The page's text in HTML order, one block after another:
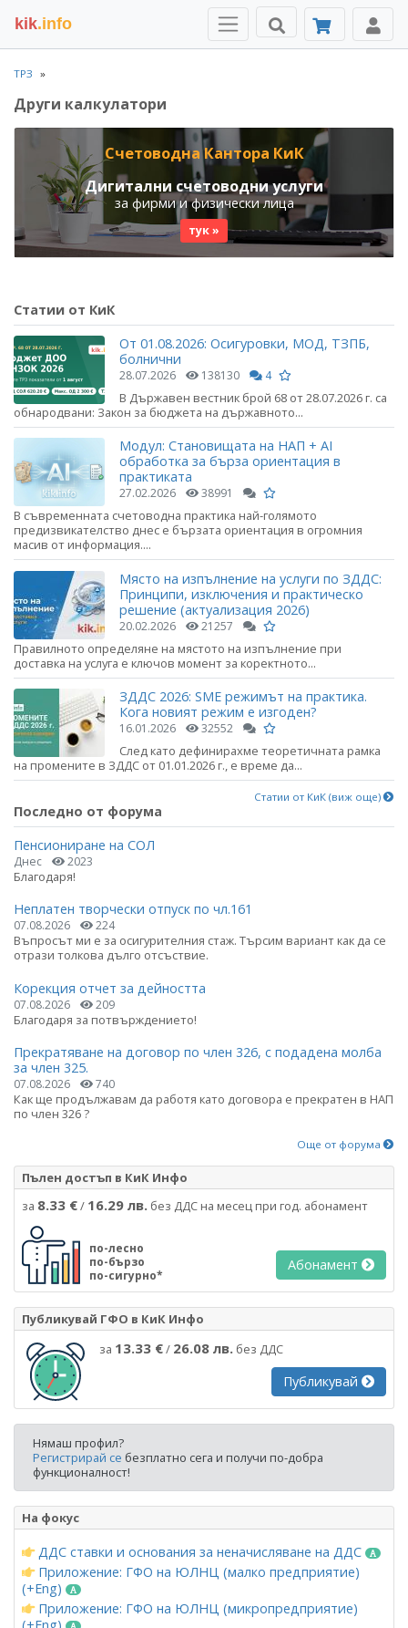
kik.info
ТРЗ
Други калкулатори
Счетоводна Кантора КиК
Дигитални счетоводни услуги
за фирми и физически лица
тук »
Статии от КиК
От 01.08.2026: Осигуровки, МОД, ТЗПБ,
болнични
28.07.2026 138130 4
В Държавен вестник брой 68 от 28.07.2026 г. са
обнародвани: Закон за бюджета на държавното...
Модул: Становищата на НАП + AI
обработка за бърза ориентация в
практиката
27.02.2026 38991
В съвременната счетоводна практика най-голямото
предизвикателство днес е бързата ориентация в огромния
масив от информация....
Място на изпълнение на услуги по ЗДДС:
Принципи, изключения и практическо
решение (актуализация 2026)
20.02.2026 21257
Правилното определяне на мястото на изпълнение при
доставка на услуга е ключов момент за коректното...
ЗДДС 2026: SME режимът на практика.
Кога новият режим е изгоден?
16.01.2026 32552
След като дефинирахме теоретичната рамка
на промените в ЗДДС от 01.01.2026 г., е време да...
Статии от КиК (виж още)
Последно от форума
Пенсиониране на СОЛ
Днес 2023
Благодаря!
Неплатен творчески отпуск по чл.161
07.08.2026 224
Въпросът ми е за осигурителния стаж. Търсим вариант как да се
отрази толкова дълго отсъствие.
Корекция отчет за дейността
07.08.2026 209
Благодаря за потвърждението!
Прекратяване на договор по член 326, с подадена молба
за член 325.
07.08.2026 740
Как ще продължавам да работя като договора е прекратен в НАП
по член 326 ?
Още от форума
Пълен достъп в КиК Инфо
за 8.33 €/ 16.29 лв. без ДДС на месец при год. абонамент
по-лесно
по-бързо
по-сигурно*
Абонамент
Публикувай ГФО в КиК Инфо
за 13.33 €/ 26.08 лв. без ДДС
Публикувай
Нямаш профил?
Регистрирай се безплатно сега и получи по-добра
функционалност!
На фокус
ДДС ставки и основания за неначисляване на ДДС
Приложение: ГФО на ЮЛНЦ (малко предприятие)
(+Eng)
Приложение: ГФО на ЮЛНЦ (микропредприятие)